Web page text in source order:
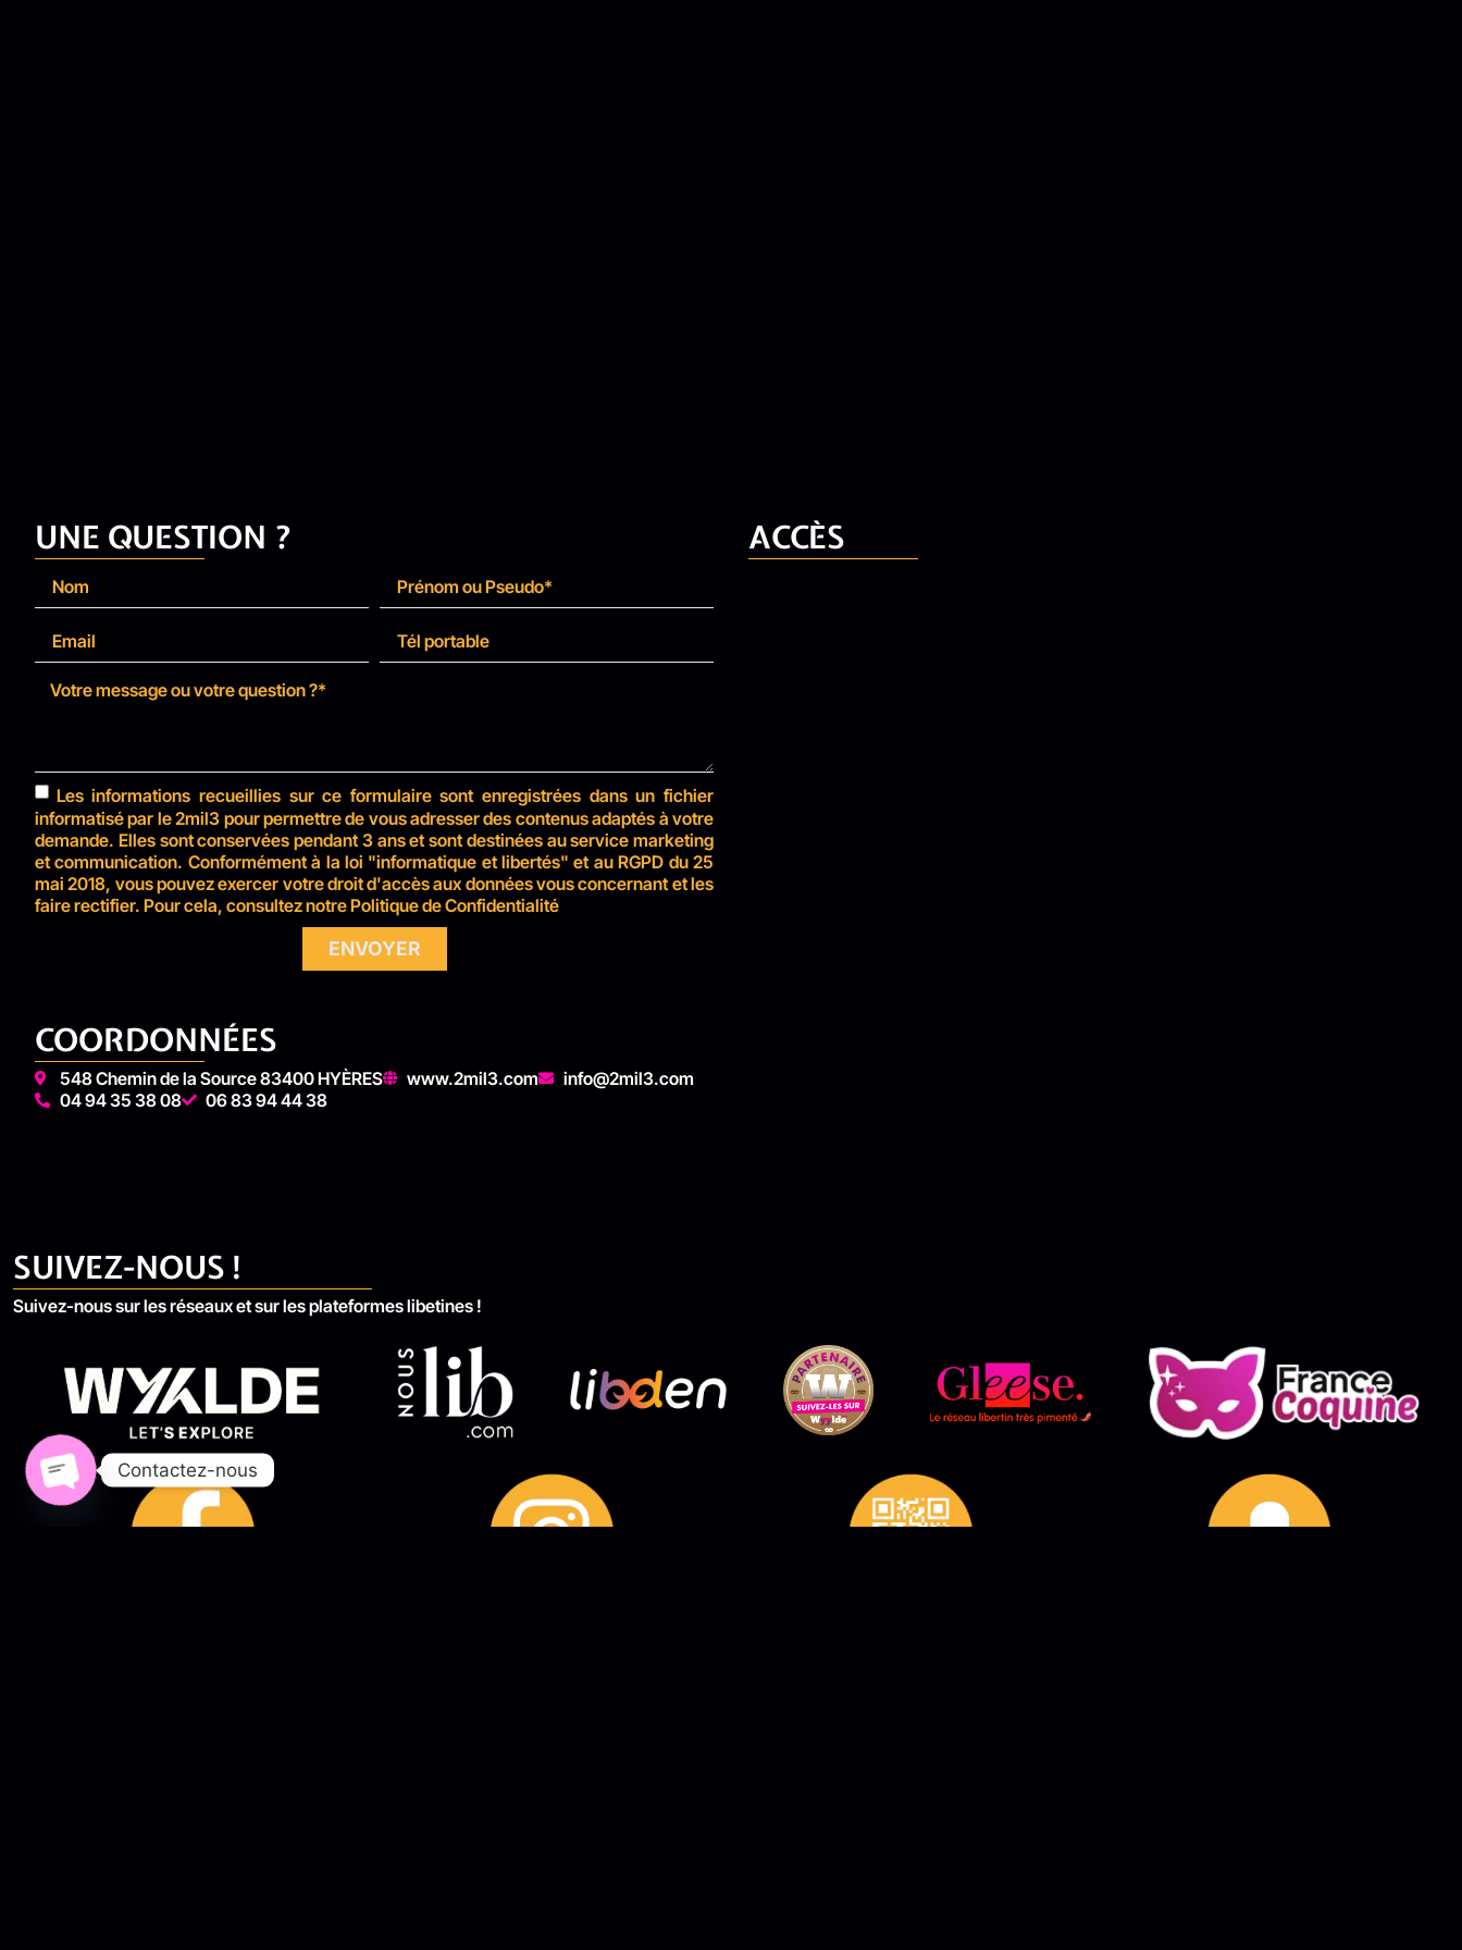
UNE QUESTION ?
Les informations recueillies sur ce formulaire sont enregistrées dans un fichier
informatisé par le 2mil3 pour permettre de vous adresser des contenus adaptés à votre
demande. Elles sont conservées pendant 3 ans et sont destinées au service marketing
et communication. Conformément à la loi "informatique et libertés" et au RGPD du 25
mai 2018, vous pouvez exercer votre droit d'accès aux données vous concernant et les
faire rectifier. Pour cela, consultez notre Politique de Confidentialité
ENVOYER
COORDONNÉES
548 Chemin de la Source 83400 HYÈRES www.2mil3.com
info@2mil3.com
04 94 35 38 08
06 83 94 44 38
ACCÈS
SUIVEZ-NOUS !
Suivez-nous sur les réseaux et sur les plateformes libetines !
Contactez-nous
Open chaty